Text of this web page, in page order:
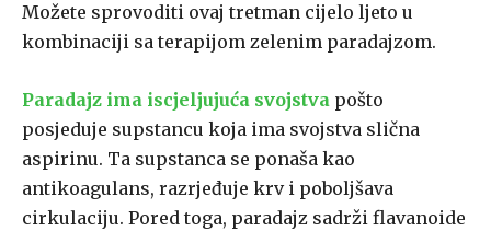
Možete sprovoditi ovaj tretman cijelo ljeto u
kombinaciji sa terapijom zelenim paradajzom.
Paradajz ima iscjeljujuća svojstva pošto
posjeduje supstancu koja ima svojstva slična
aspirinu. Ta supstanca se ponaša kao
antikoagulans, razrjeđuje krv i poboljšava
cirkulaciju. Pored toga, paradajz sadrži flavanoide